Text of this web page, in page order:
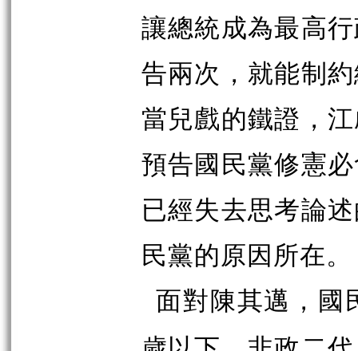
讓總統成為最高
告兩次，就能制
當兒戲的鐵證，
預告國民黨修憲
已經失去思考論
民黨的原因所在。
面對陳其邁，國